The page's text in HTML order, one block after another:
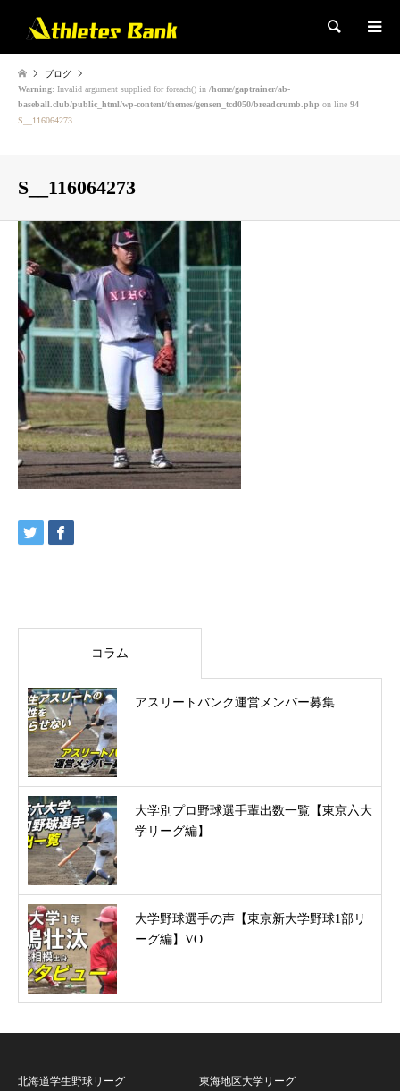
検索
ブログ
Warning: Invalid argument supplied for foreach() in /home/gaptrainer/ab-
baseball.club/public_html/wp-content/themes/gensen_tcd050/breadcrumb.php on line 94
S__116064273
S__116064273
コラム
アスリートバンク運営メンバー募集
大学別プロ野球選手輩出数一覧【東京六大
学リーグ編】
大学野球選手の声【東京新大学野球1部リ
ーグ編】VO...
北海道学生野球リーグ
東海地区大学リーグ